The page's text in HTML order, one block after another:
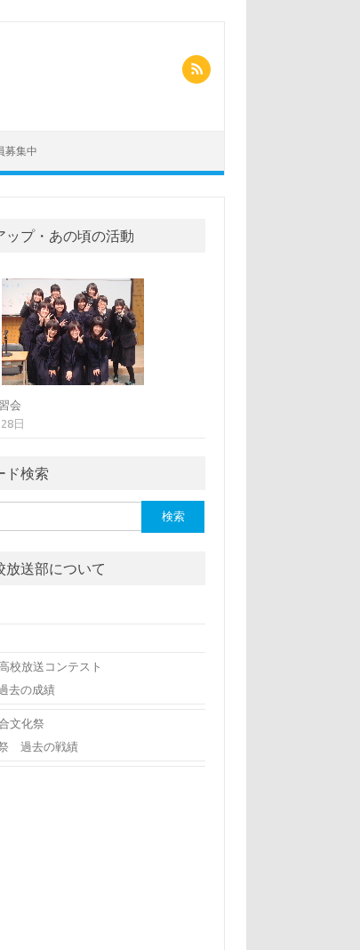
募集中
ップ・あの頃の活動
会
日
ド検索
放送部について
校放送コンテスト
去の成績
文化祭
過去の戦績